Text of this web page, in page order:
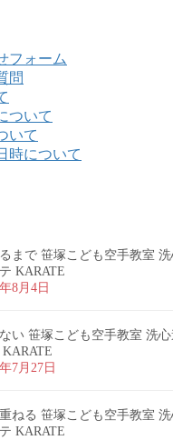
フォーム
問
ついて
いて
時について
まで 笹塚こども空手教室
KARATE
8月4日
い 笹塚こども空手教室 洗
KARATE
7月27日
ねる 笹塚こども空手教室
KARATE